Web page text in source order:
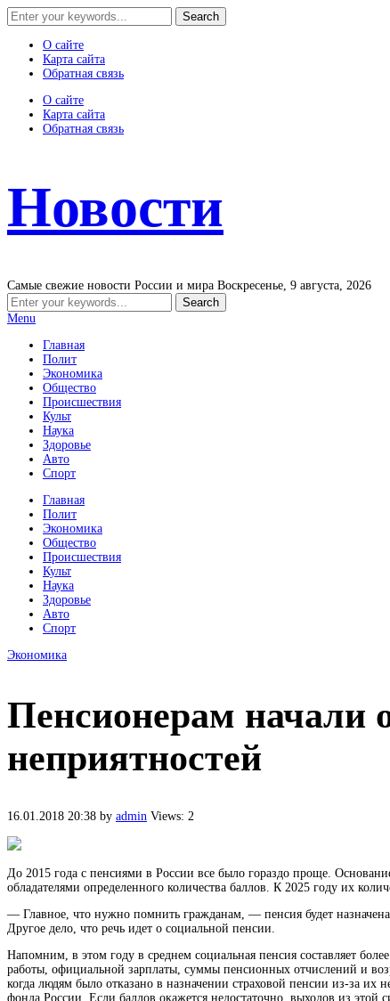
О сайте
Карта сайта
Обратная связь
О сайте
Карта сайта
Обратная связь
Новости
Самые свежие новости России и мира Воскресенье, 9 августа, 2026
Menu
Главная
Полит
Экономика
Общество
Происшествия
Культ
Наука
Здоровье
Авто
Спорт
Главная
Полит
Экономика
Общество
Происшествия
Культ
Наука
Здоровье
Авто
Спорт
Экономика
Пенсионерам начали
неприятностей
16.01.2018 20:38 by admin Views: 2
До 2015 года с пенсиями в России все было гораздо проще.
обладателями определенного количества баллов. К 2025 году их
— Главное, что нужно помнить гражданам, — пенсия будет
Другое дело, что речь идет о социальной пенсии.
Напомним, в этом году в среднем социальная пенсия составляет
работы, официальной зарплаты, суммы пенсионных отчислений и
когда людям было отказано в назначении страховой пенсии из-за их
фонда России. Если баллов окажется недостаточно, выходов из этой